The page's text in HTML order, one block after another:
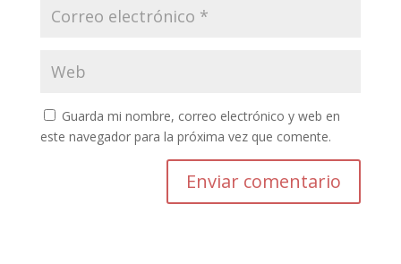
Guarda mi nombre, correo electrónico y web en
este navegador para la próxima vez que comente.
Enviar comentario